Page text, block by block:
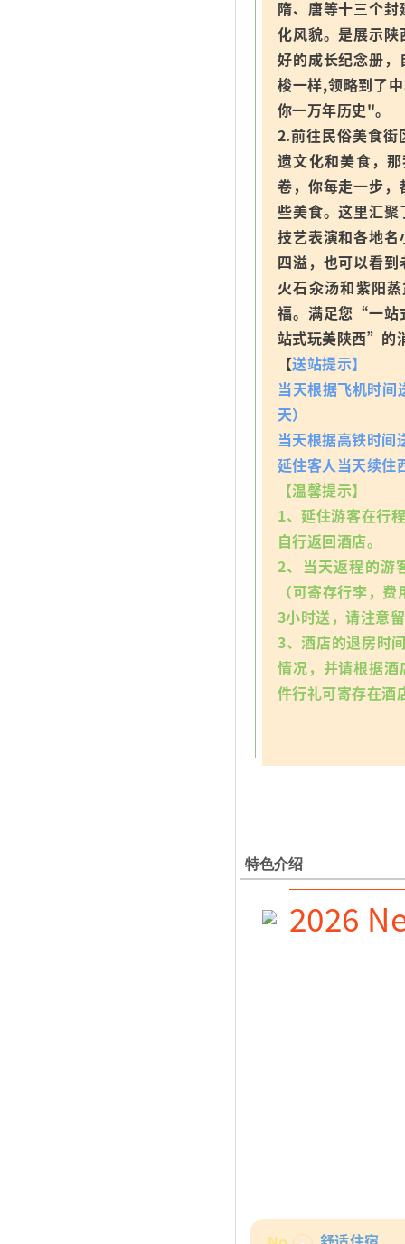
隋、唐等十三个
化风貌。是展示
好的成长纪念册
梭一样,领略到了
你一万年历史"。
2.前往民俗美食街
遗文化和美食，
卷，你每走一步
些美食。这里汇
技艺表演和各地
四溢，也可以看
火石汆汤和紫阳
福。满足您“一站
站式玩美陕西”的
【送站提示】
当天根据飞机时间
天）
当天根据高铁时间
延住客人当天续住
【温馨提示】
1、延住游客在行
自行返回酒店。
2、当天返程的游
（可寄存行李，
3小时送，请注意
3、酒店的退房时
情况，并请根据
件行礼可寄存在酒
特色介绍
2026